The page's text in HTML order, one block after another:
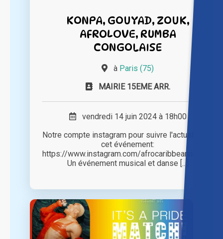
KONPA, GOUYAD, ZOUK,
AFROLOVE, RUMBA
CONGOLAISE
à Paris (75)
MAIRIE 15EME ARR.
vendredi 14 juin 2024 à 18h00
Notre compte instagram pour suivre l'actualité de
cet événement:
https://www.instagram.com/afrocaribbeannation/
Un événement musical et danse [...]